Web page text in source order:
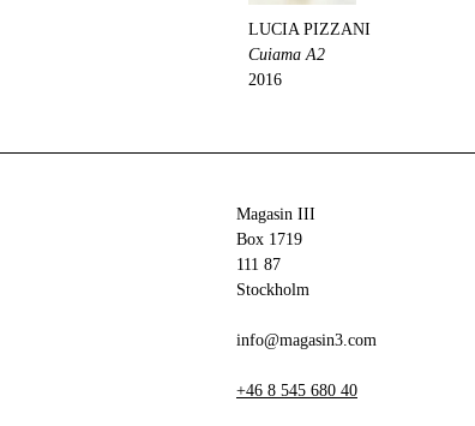
LUCIA PIZZANI
Cuiama A2
2016
Magasin III
Box 1719
111 87
Stockholm
info@magasin3.com
+46 8 545 680 40